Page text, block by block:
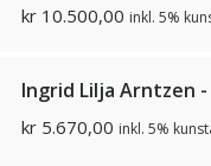
kr 10.500,00 inkl. 5%
Ingrid Lilja Arntzen
kr 5.670,00 inkl. 5%